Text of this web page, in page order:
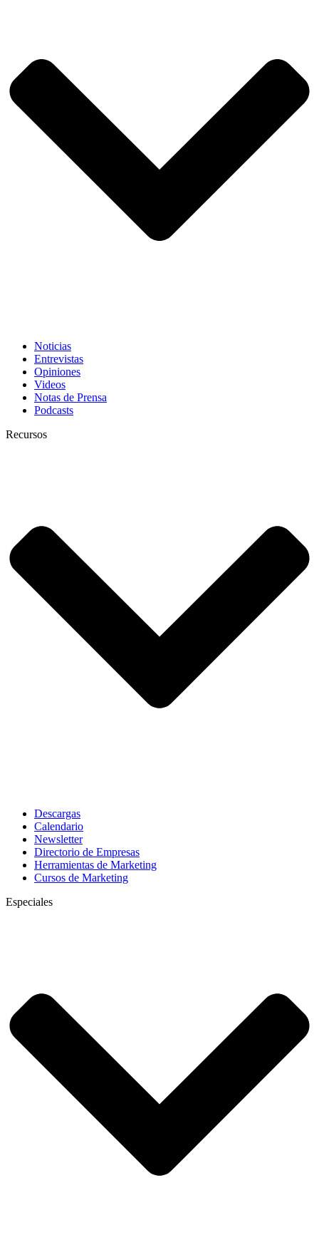
Noticias
Entrevistas
Opiniones
Videos
Notas de Prensa
Podcasts
Recursos
Descargas
Calendario
Newsletter
Directorio de Empresas
Herramientas de Marketing
Cursos de Marketing
Especiales